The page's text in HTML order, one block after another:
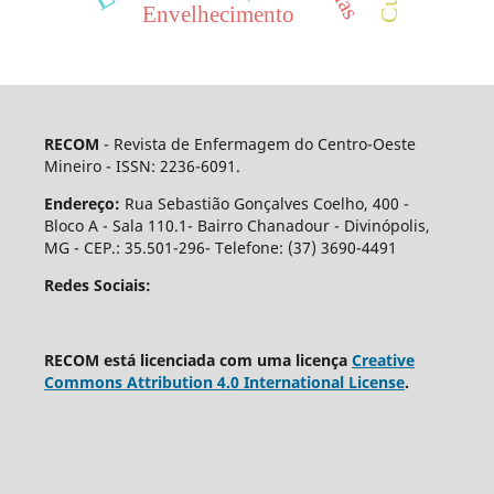
Envelhecimento
RECOM - Revista de Enfermagem do Centro-Oeste
Mineiro - ISSN: 2236-6091.
Endereço: Rua Sebastião Gonçalves Coelho, 400 -
Bloco A - Sala 110.1- Bairro Chanadour - Divinópolis,
MG - CEP.: 35.501-296- Telefone: (37) 3690-4491
Redes Sociais:
RECOM está licenciada com uma licença Creative
Commons Attribution 4.0 International License.